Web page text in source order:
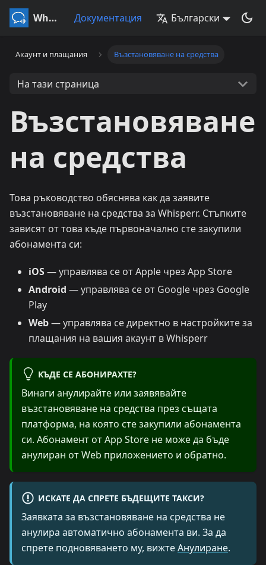
Whisperr Документация Български
Акаунт и плащания Възстановяване на средства
На тази страница
Възстановяване
на средства
Това ръководство обяснява как да заявите
възстановяване на средства за Whisperr. Стъпките
зависят от това къде първоначално сте закупили
абонамента си:
iOS— управлява се от Apple чрез App Store
Android — управлява се от Google чрез Google
Play
Web— управлява се директно в настройките за
плащания на вашия акаунт в Whisperr
КЪДЕ СЕ АБОНИРАХТЕ?
Винаги анулирайте или заявявайте
възстановяване на средства през същата
платформа, на която сте закупили абонамента
си. Абонамент от App Store не може да бъде
анулиран от Web приложението и обратно.
ИСКАТЕ ДА СПРЕТЕ БЪДЕЩИТЕ ТАКСИ?
Заявката за възстановяване на средства не
анулира автоматично абонамента ви. За да
спрете подновяването му, вижтеАнулиране.